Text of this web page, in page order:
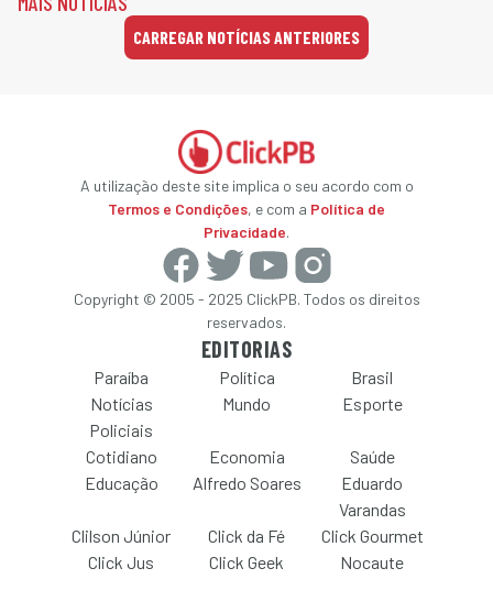
CARREGAR NOTÍCIAS ANTERIORES
A utilização deste site implica o seu acordo com o
Termos e Condições, e com a Política de
Privacidade.
Copyright © 2005 - 2025 ClickPB. Todos os direitos
reservados.
EDITORIAS
Paraíba Política
Brasil
Notícias
Policiais
Mundo Esporte
Cotidiano Economia
Saúde
Educação
Alfredo Soares
Eduardo
Varandas
Clilson Júnior
Click da Fé
Click Gourmet
Click Jus
Click Geek Nocaute